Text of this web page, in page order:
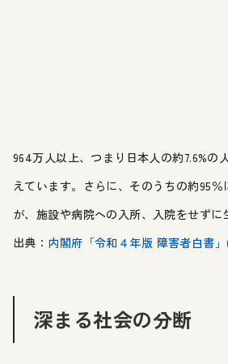
964万人以上、つまり日本人の約7.6%の
えています。さらに、そのうちの約95％
が、施設や病院への入所、入院をせずに
出典： 内閣府「令和４年版 障害者白書」
深まる社会の分断